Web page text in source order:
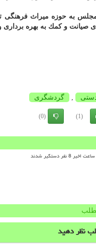
به حوزه میراث فرهنگی
و كمك به بهره برداری
گردشگری
(1)
(0)
نظر دهید